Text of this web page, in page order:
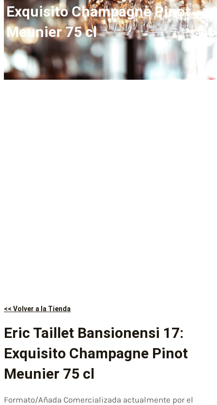
Exquisito Champagne Pinot
Meunier 75 cl
<< Volver a la Tienda
Eric Taillet Bansionensi 17:
Exquisito Champagne Pinot
Meunier 75 cl
Formato/Añada Comercializada actualmente por el